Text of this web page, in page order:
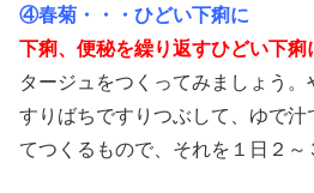
④春菊・・・ひどい下痢に
下痢、便秘を繰り返すひどい下痢
タージュをつくってみましょう
すりばちですりつぶして、ゆで
てつくるもので、それを１日２～